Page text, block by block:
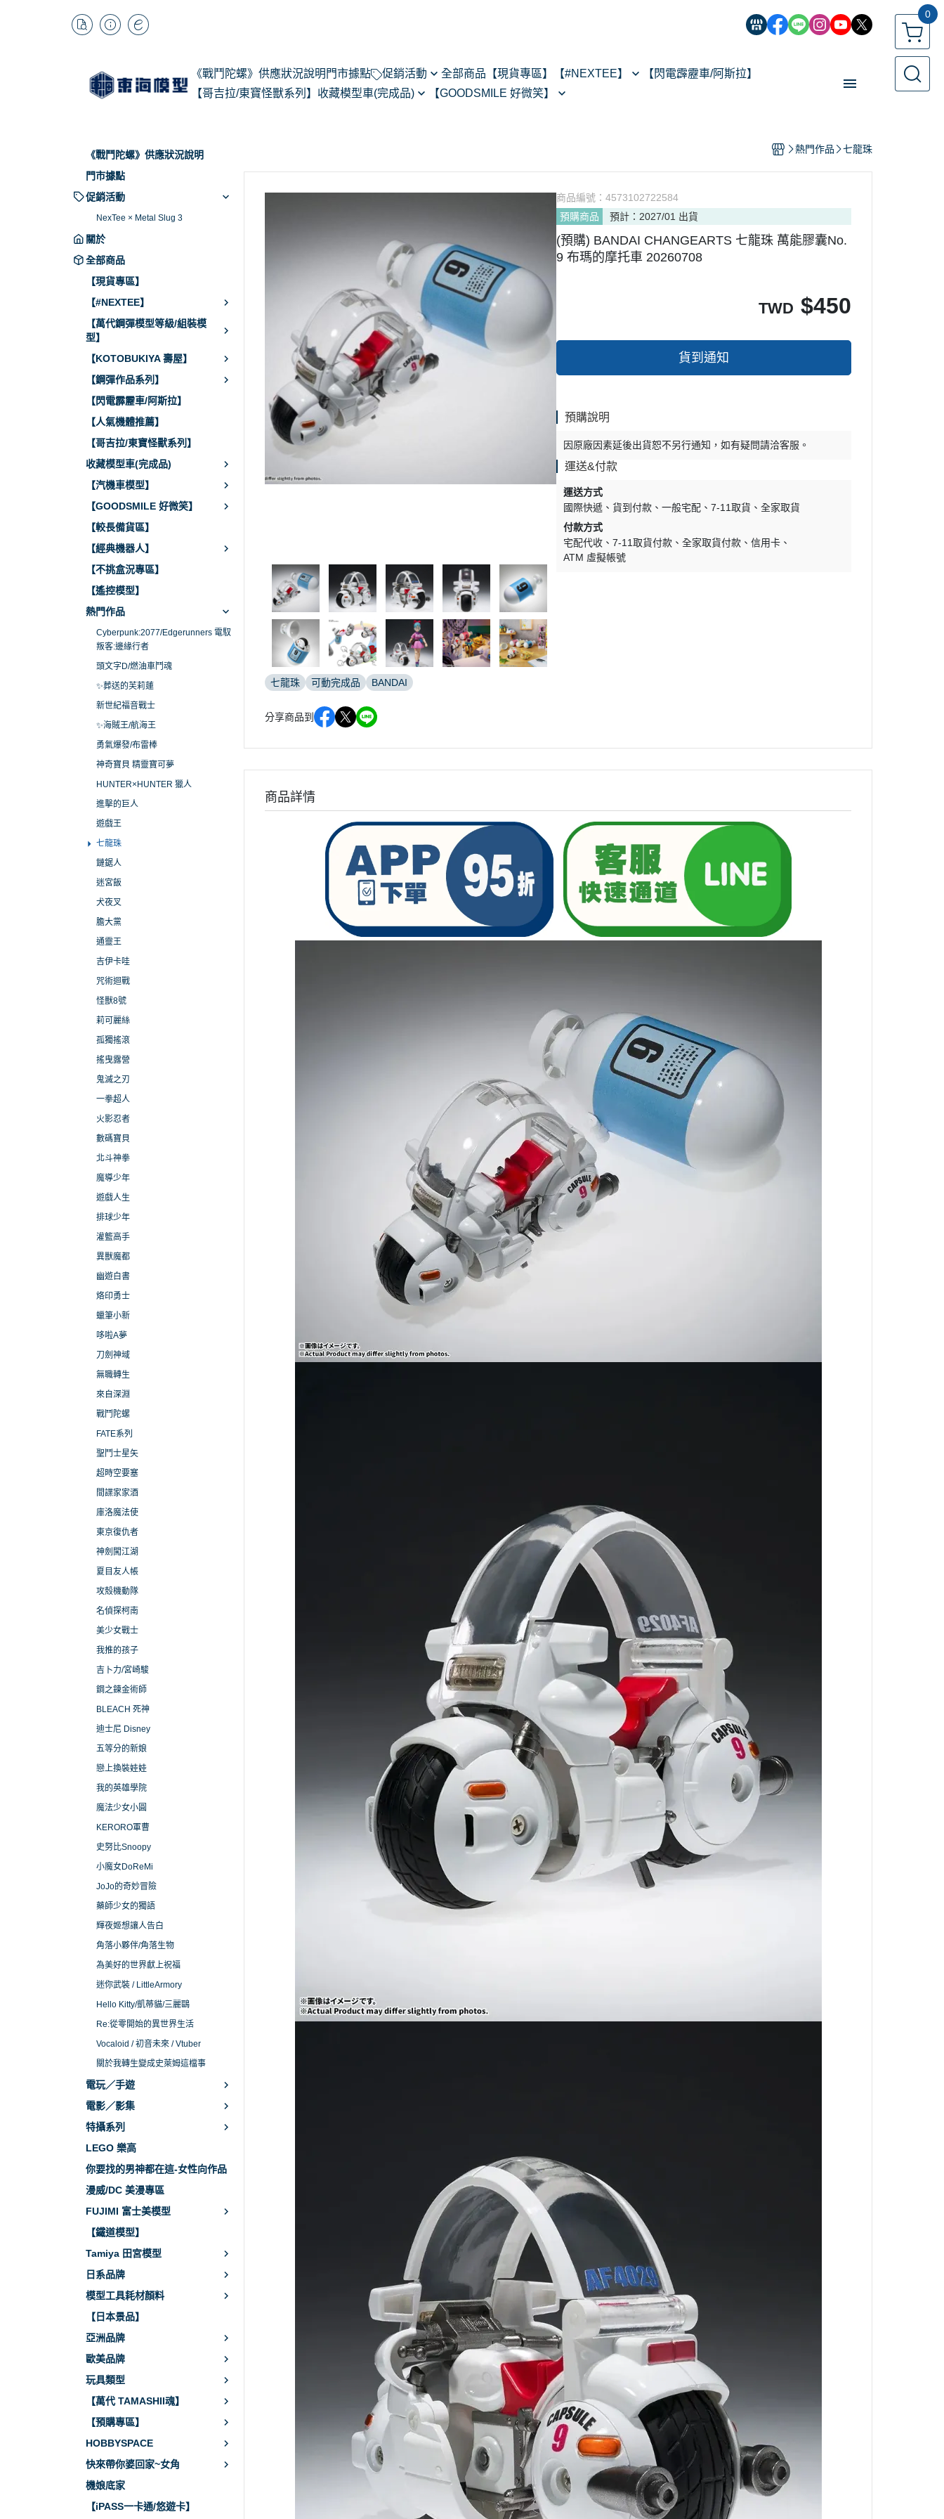
0
《戰鬥陀螺》供應狀況說明 門市據點 促銷活動 全部商品 【現貨專區】 【#NEXTEE】
あるある
翻轉模玩
Legendary系列
PIXEL ADVENTURE
NEXT系列
其他系列
【閃電霹靂車/阿斯拉】
【哥吉拉/東寶怪獸系列】 收藏模型車(完成品)
BBR
【GOODSMILE 好微笑】
POP UP PARADE
黏土人/黏土娃
PVC
HELLO! GOOD SMILE
THE合體
【經典機器人】
【預購專區】
反詐騙指南
《戰鬥陀螺》供應狀況說明
門市據點
促銷活動
NexTee × Metal Slug 3
關於
全部商品
【現貨專區】
【#NEXTEE】
【萬代鋼彈模型等級/組裝模
型】
【KOTOBUKIYA 壽屋】
【鋼彈作品系列】
【閃電霹靂車/阿斯拉】
【人氣機體推薦】
【哥吉拉/東寶怪獸系列】
收藏模型車(完成品)
【汽機車模型】
【GOODSMILE 好微笑】
【較長備貨區】
【經典機器人】
【不挑盒況專區】
【遙控模型】
熱門作品
Cyberpunk:2077/Edgerunners 電馭
叛客:邊緣行者
頭文字D/燃油車鬥魂
✨葬送的芙莉蓮
新世紀福音戰士
✨海賊王/航海王
勇氣爆發/布雷棒
神奇寶貝 精靈寶可夢
HUNTER×HUNTER 獵人
進擊的巨人
遊戲王
七龍珠
鏈鋸人
迷宮飯
犬夜叉
膽大黨
通靈王
吉伊卡哇
咒術迴戰
怪獸8號
莉可麗絲
孤獨搖滾
搖曳露營
鬼滅之刃
一拳超人
火影忍者
數碼寶貝
北斗神拳
魔導少年
遊戲人生
排球少年
灌籃高手
異獸魔都
幽遊白書
烙印勇士
蠟筆小新
哆啦A夢
刀劍神域
無職轉生
來自深淵
戰鬥陀螺
FATE系列
聖鬥士星矢
超時空要塞
間諜家家酒
庫洛魔法使
東京復仇者
神劍闖江湖
夏目友人帳
攻殼機動隊
名偵探柯南
美少女戰士
我推的孩子
吉卜力/宮崎駿
鋼之鍊金術師
BLEACH 死神
迪士尼 Disney
五等分的新娘
戀上換裝娃娃
我的英雄學院
魔法少女小圓
KERORO軍曹
史努比Snoopy
小魔女DoReMi
JoJo的奇妙冒險
藥師少女的獨語
輝夜姬想讓人告白
角落小夥伴/角落生物
為美好的世界獻上祝福
迷你武裝 / LittleArmory
Hello Kitty/凱蒂貓/三麗鷗
Re:從零開始的異世界生活
Vocaloid / 初音未來 / Vtuber
關於我轉生變成史萊姆這檔事
電玩／手遊
電影／影集
特攝系列
LEGO 樂高
你要找的男神都在這-女性向作品
漫威/DC 美漫專區
FUJIMI 富士美模型
【鐵道模型】
Tamiya 田宮模型
日系品牌
模型工具耗材顏料
【日本景品】
亞洲品牌
歐美品牌
玩具類型
【萬代 TAMASHII魂】
【預購專區】
HOBBYSPACE
快來帶你婆回家~女角
機娘底家
【iPASS一卡通/悠遊卡】
熱門作品 七龍珠
七龍珠 可動完成品 BANDAI
分享商品到
商品編號：4573102722584
預購商品
預計：2027/01 出貨
(預購) BANDAI CHANGEARTS 七龍珠 萬能膠囊No.
9 布瑪的摩托車 20260708
TWD $450
貨到通知
預購說明
因原廠因素延後出貨恕不另行通知，如有疑問請洽客服。
運送&付款
運送方式
國際快遞
貨到付款 一般宅配 7-11取貨
全家取貨
付款方式
宅配代收
7-11取貨付款 全家取貨付款
信用卡
ATM 虛擬帳號
商品詳情